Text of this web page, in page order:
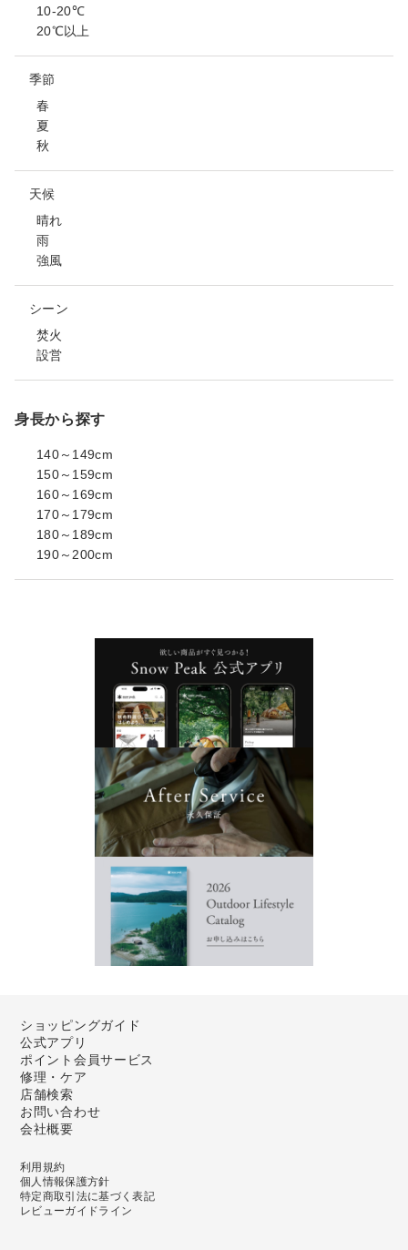
10-20℃
20℃以上
季節
春
夏
秋
天候
晴れ
雨
強風
シーン
焚火
設営
身長から探す
140～149cm
150～159cm
160～169cm
170～179cm
180～189cm
190～200cm
ショッピングガイド
公式アプリ
ポイント会員サービス
修理・ケア
店舗検索
お問い合わせ
会社概要
利用規約
個人情報保護方針
特定商取引法に基づく表記
レビューガイドライン